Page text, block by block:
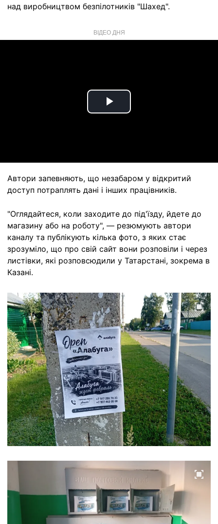
над виробництвом безпілотників "Шахед".
ВІДЕО ДНЯ
Play
Автори запевняють, що незабаром у відкритий
доступ потраплять дані і інших працівників.
"Оглядайтеся, коли заходите до під'їзду, йдете до
магазину або на роботу", — резюмують автори
каналу та публікують кілька фото, з яких стає
зрозуміло, що про свій сайт вони розповіли і через
листівки, які розповсюдили у Татарстані, зокрема в
Казані.